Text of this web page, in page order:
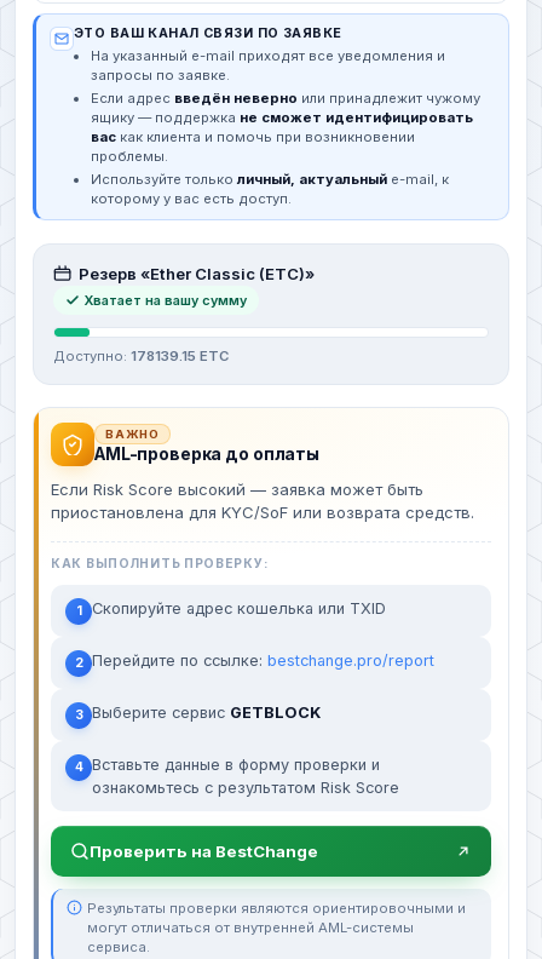
ЭТО ВАШ КАНАЛ СВЯЗИ ПО ЗАЯВКЕ
На указанный e-mail приходят все уведомления и
запросы по заявке.
Если адрес введён неверно или принадлежит чужому
ящику — поддержка не сможет идентифицировать
вас как клиента и помочь при возникновении
проблемы.
Используйте тольколичный, актуальный e-mail, к
которому у вас есть доступ.
Резерв «Ether Classic (ETC)»
Хватает на вашу сумму
Доступно: 178139.15 ETC
ВАЖНО
AML-проверка до оплаты
Если Risk Score высокий — заявка может быть
приостановлена для KYC/SoF или возврата средств.
КАК ВЫПОЛНИТЬ ПРОВЕРКУ:
1 Скопируйте адрес кошелька или TXID
2 Перейдите по ссылке: bestchange.pro/report
3 Выберите сервис GETBLOCK
4 Вставьте данные в форму проверки и
ознакомьтесь с результатом Risk Score
Проверить на BestChange
Результаты проверки являются ориентировочными и
могут отличаться от внутренней AML-системы
сервиса.